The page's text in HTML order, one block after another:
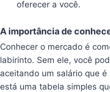
oferecer a você.
A importância de
Conhecer o mercado é
labirinto. Sem ele, você
aceitando um salário que
está uma tabela simples